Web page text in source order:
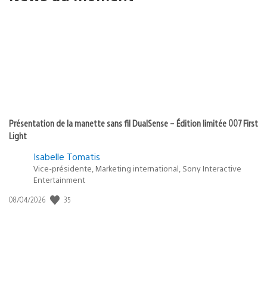
Présentation de la manette sans fil DualSense – Édition limitée 007 First
Light
Isabelle Tomatis
Vice-présidente, Marketing international, Sony Interactive
Entertainment
Date
08/04/2026 35